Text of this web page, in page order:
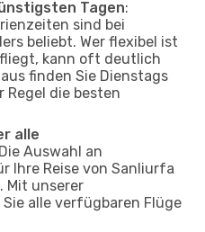
Tagen:
sind bei
beliebt. Wer flexibel ist
kann oft deutlich
finden Sie Dienstags
Regel die besten
alle
Auswahl an
Ihre Reise von Sanliurfa
Mit unserer
alle verfügbaren Flüge